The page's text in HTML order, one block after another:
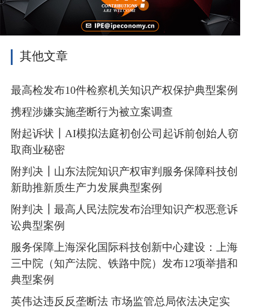
其他文章
最高检发布10件检察机关知识产权保护典型案例
携程涉嫌实施垄断行为被立案调查
附起诉状┃AI模拟法庭初创公司起诉前创始人窃
取商业秘密
附判决┃山东法院知识产权审判服务保障科技创
新助推新质生产力发展典型案例
附判决┃最高人民法院发布治理知识产权恶意诉
讼典型案例
服务保障上海深化国际科技创新中心建设：上海
三中院（知产法院、铁路中院）发布12项举措和
典型案例
英伟达违反反垄断法 市场监管总局依法决定实